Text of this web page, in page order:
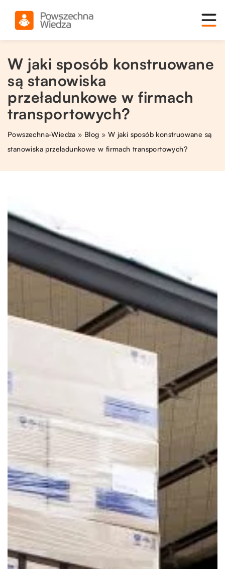
W jaki sposób konstruowane
są stanowiska
przeładunkowe w firmach
transportowych?
Powszechna-Wiedza » Blog » W jaki sposób konstruowane są
stanowiska przeładunkowe w firmach transportowych?